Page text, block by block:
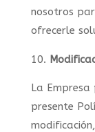
nosotros
ofrecerle
La
presente